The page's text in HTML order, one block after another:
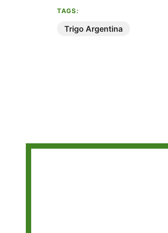
TAGS:
Trigo Argentina